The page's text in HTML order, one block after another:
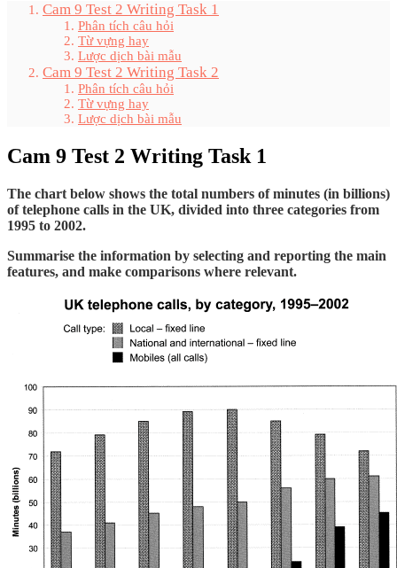
Cam 9 Test 2 Writing Task 1
Phân tích câu hỏi
Từ vựng hay
Lược dịch bài mẫu
Cam 9 Test 2 Writing Task 2
Phân tích câu hỏi
Từ vựng hay
Lược dịch bài mẫu
Cam 9 Test 2 Writing Task 1
The chart below shows the total numbers of minutes (in billions)
of telephone calls in the UK, divided into three categories from
1995 to 2002.
Summarise the information by selecting and reporting the main
features, and make comparisons where relevant.